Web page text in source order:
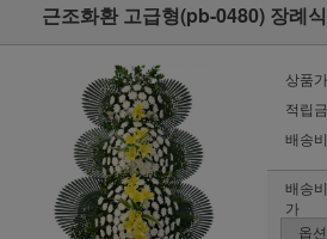
근조화환 고급형(pb-0480) 장례
상품가
적립금
배송비
배송
가